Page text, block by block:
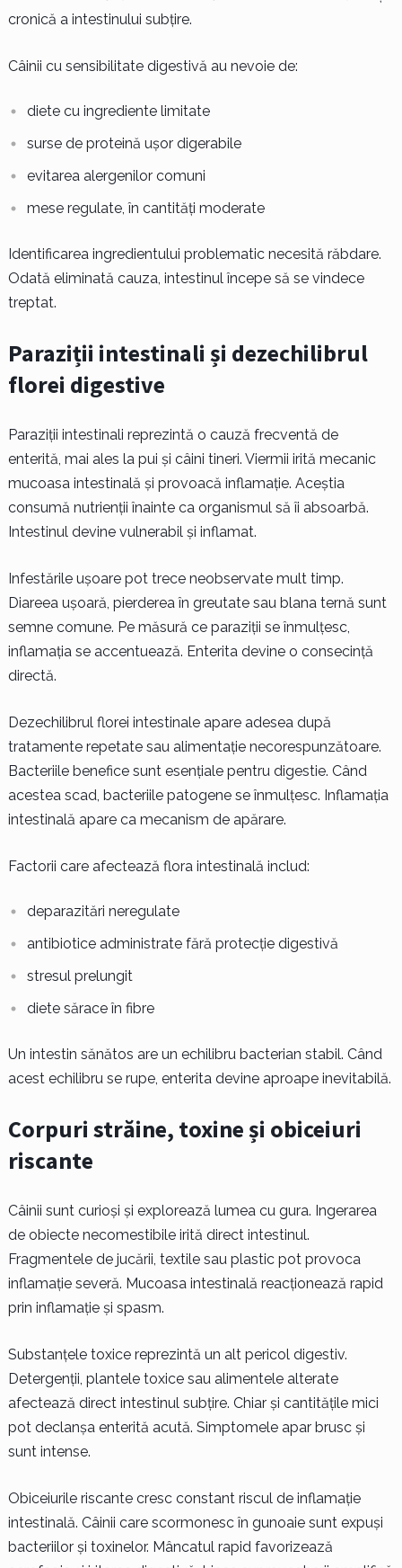
cronică a intestinului subțire.
Câinii cu sensibilitate digestivă au nevoie de:
diete cu ingrediente limitate
surse de proteină ușor digerabile
evitarea alergenilor comuni
mese regulate, în cantități moderate
Identificarea ingredientului problematic necesită răbdare.
Odată eliminată cauza, intestinul începe să se vindece
treptat.
Paraziții intestinali și dezechilibrul
florei digestive
Paraziții intestinali reprezintă o cauză frecventă de
enterită, mai ales la pui și câini tineri. Viermii irită mecanic
mucoasa intestinală și provoacă inflamație. Aceștia
consumă nutrienții înainte ca organismul să îi absoarbă.
Intestinul devine vulnerabil și inflamat.
Infestările ușoare pot trece neobservate mult timp.
Diareea ușoară, pierderea în greutate sau blana ternă sunt
semne comune. Pe măsură ce paraziții se înmulțesc,
inflamația se accentuează. Enterita devine o consecință
directă.
Dezechilibrul florei intestinale apare adesea după
tratamente repetate sau alimentație necorespunzătoare.
Bacteriile benefice sunt esențiale pentru digestie. Când
acestea scad, bacteriile patogene se înmulțesc. Inflamația
intestinală apare ca mecanism de apărare.
Factorii care afectează flora intestinală includ:
deparazitări neregulate
antibiotice administrate fără protecție digestivă
stresul prelungit
diete sărace în fibre
Un intestin sănătos are un echilibru bacterian stabil. Când
acest echilibru se rupe, enterita devine aproape inevitabilă.
Corpuri străine, toxine și obiceiuri
riscante
Câinii sunt curioși și explorează lumea cu gura. Ingerarea
de obiecte necomestibile irită direct intestinul.
Fragmentele de jucării, textile sau plastic pot provoca
inflamație severă. Mucoasa intestinală reacționează rapid
prin inflamație și spasm.
Substanțele toxice reprezintă un alt pericol digestiv.
Detergenții, plantele toxice sau alimentele alterate
afectează direct intestinul subțire. Chiar și cantitățile mici
pot declanșa enterită acută. Simptomele apar brusc și
sunt intense.
Obiceiurile riscante cresc constant riscul de inflamație
intestinală. Câinii care scormonesc în gunoaie sunt expuși
bacteriilor și toxinelor. Mâncatul rapid favorizează